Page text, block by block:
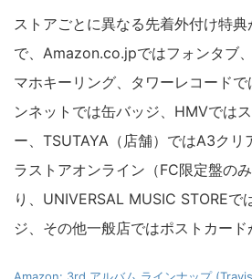
ストアごとに異なる先着外付け特典
で、Amazon.co.jpではフォンタブ
マホキーリング、タワーレコード
ンネットでは缶バッジ、HMVでは
ー、TSUTAYA（店舗）ではA3クリ
ラストアオンライン（FC限定盤の
り、UNIVERSAL MUSIC STOREで
ジ、その他一般店ではポストカード